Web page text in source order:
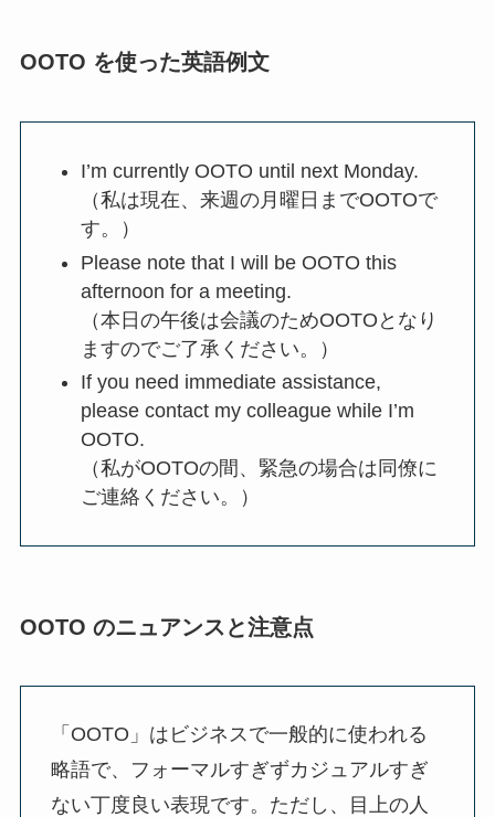
OOTO を使った英語例文
I’m currently OOTO until next Monday.
（私は現在、来週の月曜日までOOTOで
す。）
Please note that I will be OOTO this
afternoon for a meeting.
（本日の午後は会議のためOOTOとなり
ますのでご了承ください。）
If you need immediate assistance,
please contact my colleague while I’m
OOTO.
（私がOOTOの間、緊急の場合は同僚に
ご連絡ください。）
OOTO のニュアンスと注意点
「OOTO」はビジネスで一般的に使われる
略語で、フォーマルすぎずカジュアルすぎ
ない丁度良い表現です。ただし、目上の人